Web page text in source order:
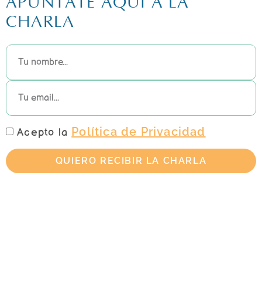
APÚNTATE AQUÍ A LA
CHARLA
Acepto la Política de Privacidad
QUIERO RECIBIR LA CHARLA